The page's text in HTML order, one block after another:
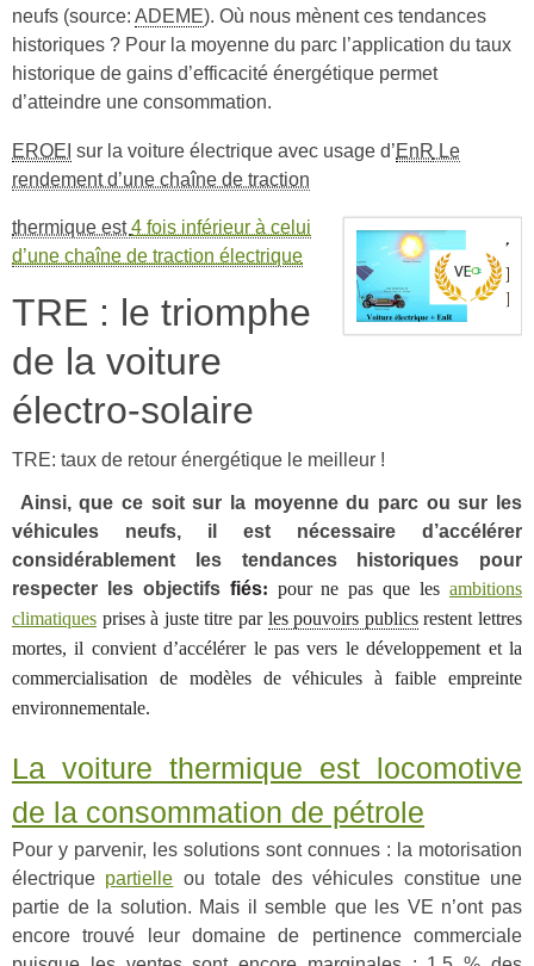
neufs (source: ADEME). Où nous mènent ces tendances
historiques ? Pour la moyenne du parc l’application du taux
historique de gains d’efficacité énergétique permet
d’atteindre une consommation.
EROEI sur la voiture électrique avec usage d’EnR Le
rendement d’une chaîne de traction
thermique est4 fois inférieur à celui
d’une chaîne de traction électrique
TRE : le triomphe
de la voiture
électro-solaire
TRE: taux de retour énergétique le meilleur !
Ainsi, que ce soit sur la moyenne du parc ou sur les
véhicules neufs, il est nécessaire d’accélérer
considérablement les tendances historiques pour
respecter les objectifs fiés: pour ne pas que lesambitions
climatiques prises à juste titre par les pouvoirs publicsrestent lettres
mortes, il convient d’accélérer le pas vers le développement et la
commercialisation de modèles de véhicules à faible empreinte
environnementale.
La voiture thermique est locomotive
de la consommation de pétrole
Pour y parvenir, les solutions sont connues : la motorisation
électrique partielle ou totale des véhicules constitue une
partie de la solution. Mais il semble que les VE n’ont pas
encore trouvé leur domaine de pertinence commerciale